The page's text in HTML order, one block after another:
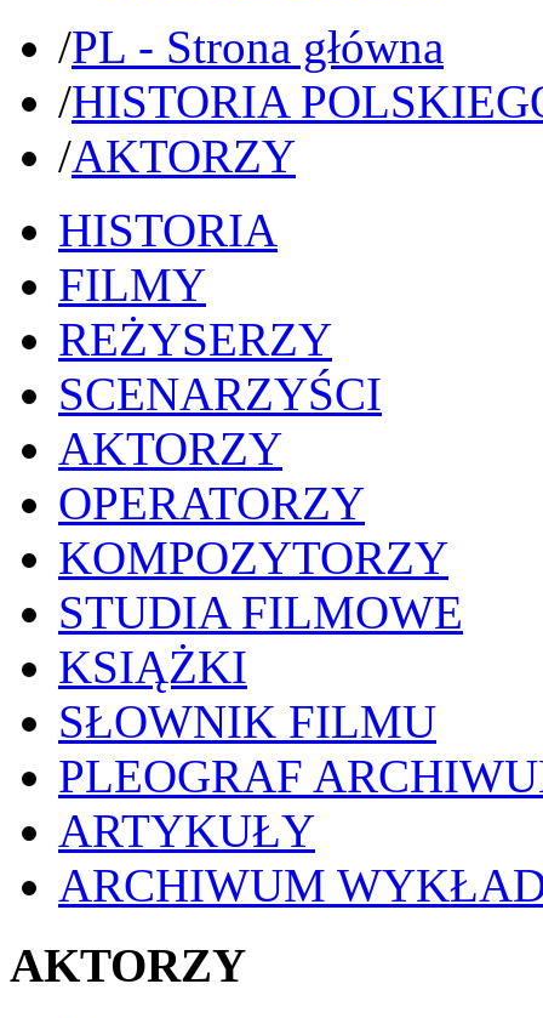
/PL - Strona główna
/HISTORIA
/AKTORZY
HISTORIA
FILMY
REŻYSERZY
SCENARZYŚCI
AKTORZY
OPERATORZY
KOMPOZYTORZY
STUDIA FILMOWE
KSIĄŻKI
SŁOWNIK FILMU
PLEOGRAF
ARTYKUŁY
ARCHIWUM
AKTORZY